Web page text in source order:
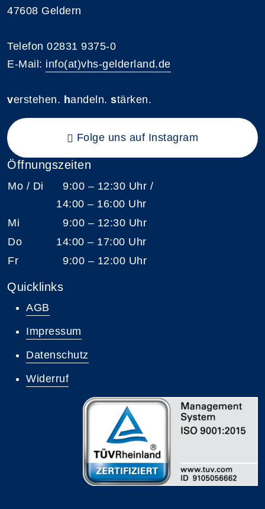
47608 Geldern
Telefon 02831 9375-0
E-Mail: info(at)vhs-gelderland.de
verstehen. handeln. stärken.
Folge uns auf Instagram
Öffnungszeiten
Mo / Di
9:00 – 12:30 Uhr /
14:00 – 16:00 Uhr
Mi
9:00 – 12:30 Uhr
Do
14:00 – 17:00 Uhr
Fr
9:00 – 12:00 Uhr
Quicklinks
AGB
Impressum
Datenschutz
Widerruf